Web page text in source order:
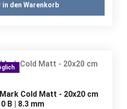
in den Warenkorb
Cold Matt - 20x20 cm
B | 8.3 mm